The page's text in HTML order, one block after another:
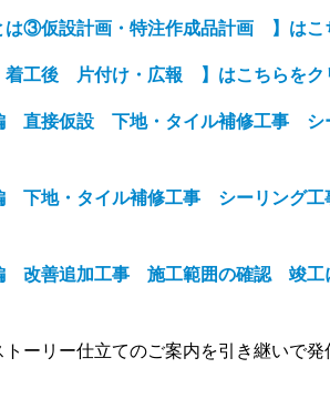
③仮設計画・特注作成品計画 】はこ
工後 片付け・広報 】はこちらをク
直接仮設 下地・タイル補修工事 シ
下地・タイル補修工事 シーリング工
改善追加工事 施工範囲の確認 竣
ーリー仕立てのご案内を引き継いで発